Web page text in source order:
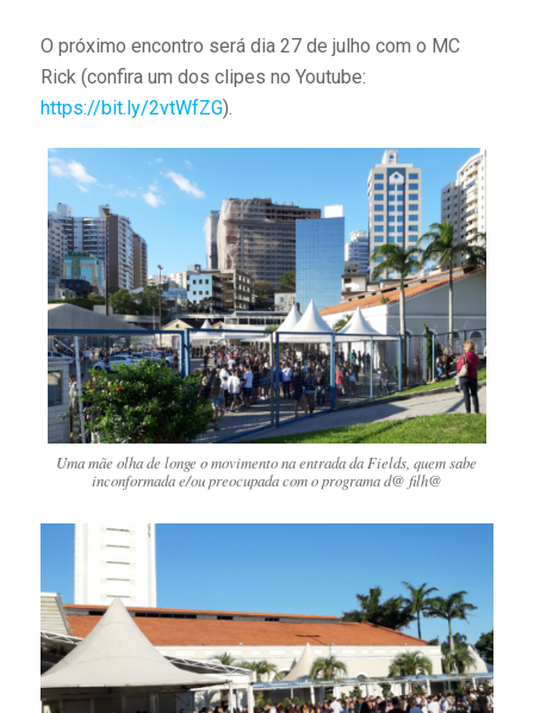
O próximo encontro será dia 27 de julho com o MC
Rick (confira um dos clipes no Youtube:
https://bit.ly/2vtWfZG).
Uma mãe olha de longe o movimento na entrada da Fields, quem sabe
inconformada e/ou preocupada com o programa d@ filh@